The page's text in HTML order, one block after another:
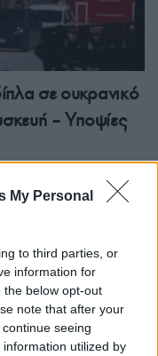
My Personal
to third parties, or
information for
the below opt-out
note that after your
seeing
utilized by
σε ουκρανικό
– Υποψίες